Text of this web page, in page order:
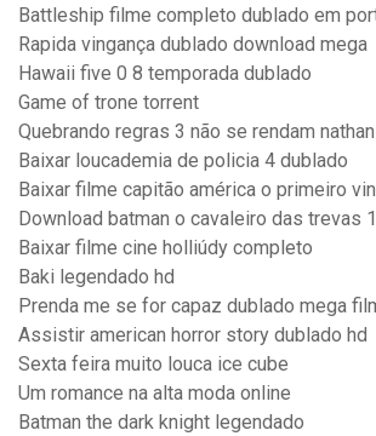
Battleship filme completo dublado em
Rapida vingança dublado download mega
Hawaii five 0 8 temporada dublado
Game of trone torrent
Quebrando regras 3 não se rendam
Baixar loucademia de policia 4 dublado
Baixar filme capitão américa o primeiro
Download batman o cavaleiro das trevas
Baixar filme cine holliúdy completo
Baki legendado hd
Prenda me se for capaz dublado mega
Assistir american horror story dublado hd
Sexta feira muito louca ice cube
Um romance na alta moda online
Batman the dark knight legendado